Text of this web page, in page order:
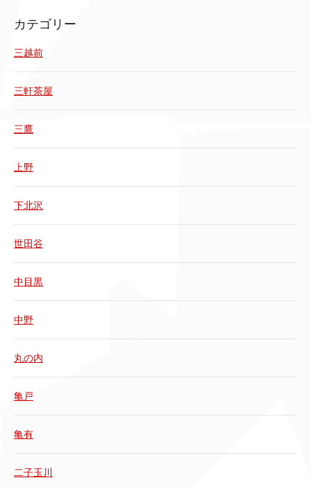
カテゴリー
三越前
三軒茶屋
三鷹
上野
下北沢
世田谷
中目黒
中野
丸の内
亀戸
亀有
二子玉川